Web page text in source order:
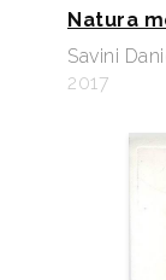
Natura
Savini
2017